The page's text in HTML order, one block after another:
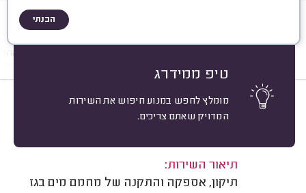
הבנתי
טיפ ממידרג
מומלץ לחפש במנוע חיפוש את השירות
המדויק שאתם צריכים.
עבודות
סיון ס. הוד השרון.
אשרור: 26/03/2026
תיאור השירות:
תיקון, אספקה והתקנה של מחמם מים בגז